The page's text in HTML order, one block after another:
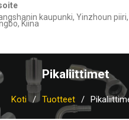
kaupunki, Yinzhoun piiri,
Kiina
Pikaliittimet
Koti Tuotteet